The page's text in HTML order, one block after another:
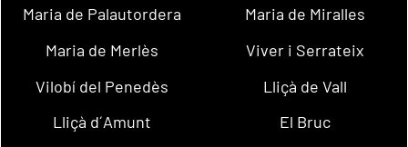
Maria de Palautordera
Maria de Miralles
Maria de Merlès
Viver i Serrateix
Vilobí del Penedès
Lliçà de Vall
Lliçà d´Amunt
El Bruc